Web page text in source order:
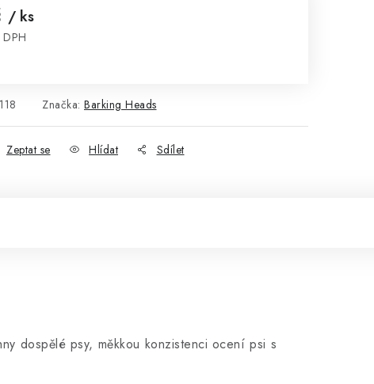
/ ks
Značka: Barking Heads
Zeptat se Hlídat Sdílet
dospělé psy, měkkou konzistenci ocení psi s